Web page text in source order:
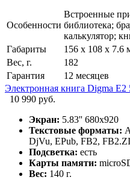
Особенности
Встроенные
библиотека;
калькулятор;
Габариты
156 x 108 x 7.6
Вес, г.
182
Гарантия
12 месяцев
Электронная книга Digma
10 990 руб.
Экран: 5.83'' 680x920
Текстовые форматы:
DjVu, EPub, FB2,
Подсветка: есть
Карты памяти:
Вес: 140 г.